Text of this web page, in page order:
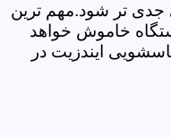
جدی تر شود.مهم ترین
خاموش خواهد
ایندزیت در